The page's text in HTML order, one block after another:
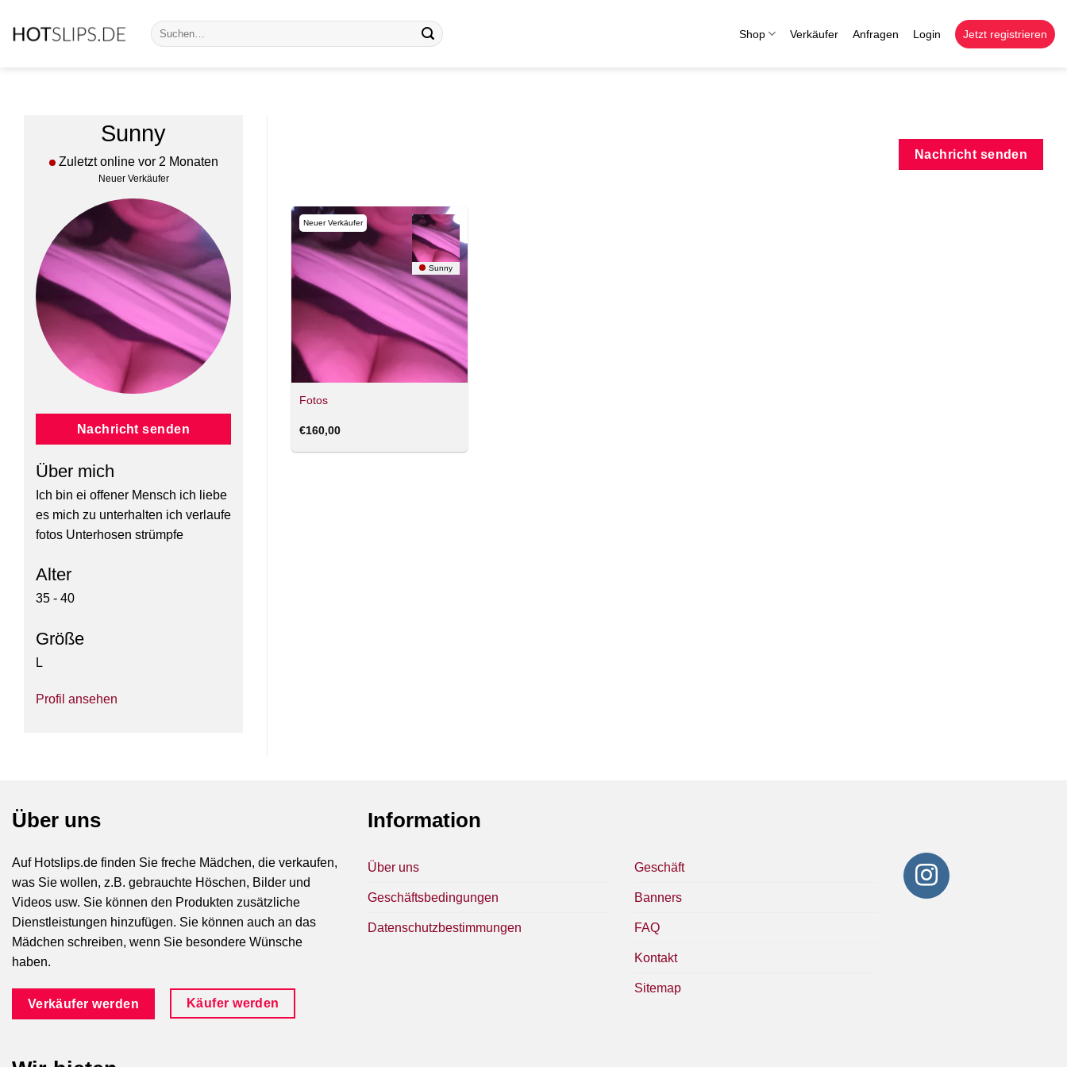
Inhalt
Suche
nach:
Shop Verkäufer Anfragen Login Jetzt registrieren
Sunny
Zuletzt online vor 2 Monaten
Neuer Verkäufer
Nachricht senden
Über mich
Ich bin ei offener Mensch ich liebe
es mich zu unterhalten ich verlaufe
fotos Unterhosen strümpfe
Alter
35 - 40
Größe
L
Profil ansehen
Nachricht senden
Neuer Verkäufer
Sunny
Fotos
€160,00
Über uns
Auf Hotslips.de finden Sie freche Mädchen, die verkaufen,
was Sie wollen, z.B. gebrauchte Höschen, Bilder und
Videos usw. Sie können den Produkten zusätzliche
Dienstleistungen hinzufügen. Sie können auch an das
Mädchen schreiben, wenn Sie besondere Wünsche
haben.
Verkäufer werden Käufer werden
Information
Über uns
Geschäftsbedingungen
Datenschutzbestimmungen
Geschäft
Banners
FAQ
Kontakt
Sitemap